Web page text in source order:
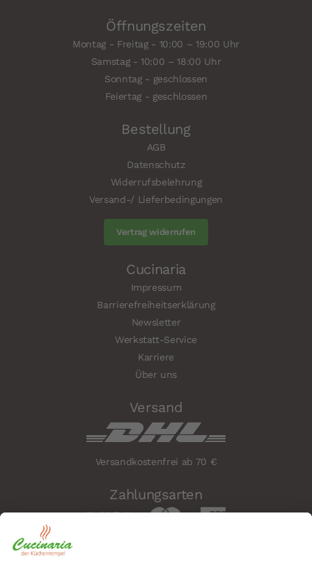
Öffnungszeiten
Montag - Freitag - 10:00 – 19:00 Uhr
Samstag - 10:00 – 18:00 Uhr
Sonntag - geschlossen
Feiertag - geschlossen
Bestellung
AGB
Datenschutz
Widerrufsbelehrung
Versand-/ Lieferbedingungen
Vertrag widerrufen
Cucinaria
Impressum
Barrierefreiheitserklärung
Newsletter
Werkstatt-Service
Karriere
Über uns
Versand
Versandkostenfrei ab 70 €
Zahlungsarten